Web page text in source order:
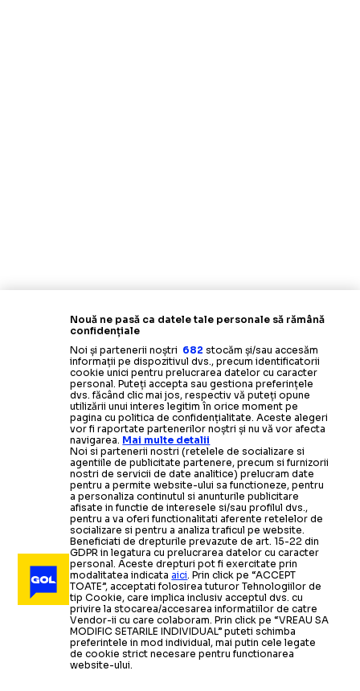
Nouă ne pasă ca datele tale personale să rămână
confidențiale
Noi și partenerii noștri 682 stocăm și/sau accesăm
informații pe dispozitivul dvs., precum identificatorii
cookie unici pentru prelucrarea datelor cu caracter
personal. Puteți accepta sau gestiona preferințele
dvs. făcând clic mai jos, respectiv vă puteți opune
utilizării unui interes legitim în orice moment pe
pagina cu politica de confidențialitate. Aceste alegeri
vor fi raportate partenerilor noștri și nu vă vor afecta
navigarea. Mai multe detalii
Noi si partenerii nostri (retelele de socializare si
agentiile de publicitate partenere, precum si furnizorii
nostri de servicii de date analitice) prelucram date
pentru a permite website-ului sa functioneze, pentru
a personaliza continutul si anunturile publicitare
afisate in functie de interesele si/sau profilul dvs.,
pentru a va oferi functionalitati aferente retelelor de
socializare si pentru a analiza traficul pe website.
Beneficiati de drepturile prevazute de art. 15-22 din
GDPR in legatura cu prelucrarea datelor cu caracter
personal. Aceste drepturi pot fi exercitate prin
modalitatea indicataaici. Prin click pe “ACCEPT
TOATE”, acceptati folosirea tuturor Tehnologiilor de
tip Cookie, care implica inclusiv acceptul dvs. cu
privire la stocarea/accesarea informatiilor de catre
Vendor-ii cu care colaboram. Prin click pe “VREAU SA
MODIFIC SETARILE INDIVIDUAL” puteti schimba
preferintele in mod individual, mai putin cele legate
de cookie strict necesare pentru functionarea
website-ului.